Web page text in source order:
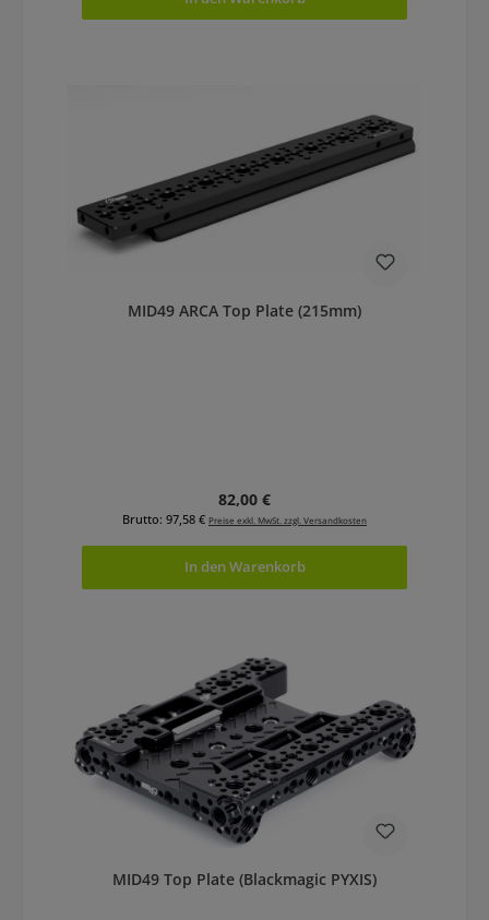
MID49 ARCA Top Plate (215mm)
Regulärer Preis:
82,00 €
Brutto: 97,58 € Preise exkl. MwSt. zzgl. Versandkosten
In den Warenkorb
MID49 Top Plate (Blackmagic PYXIS)